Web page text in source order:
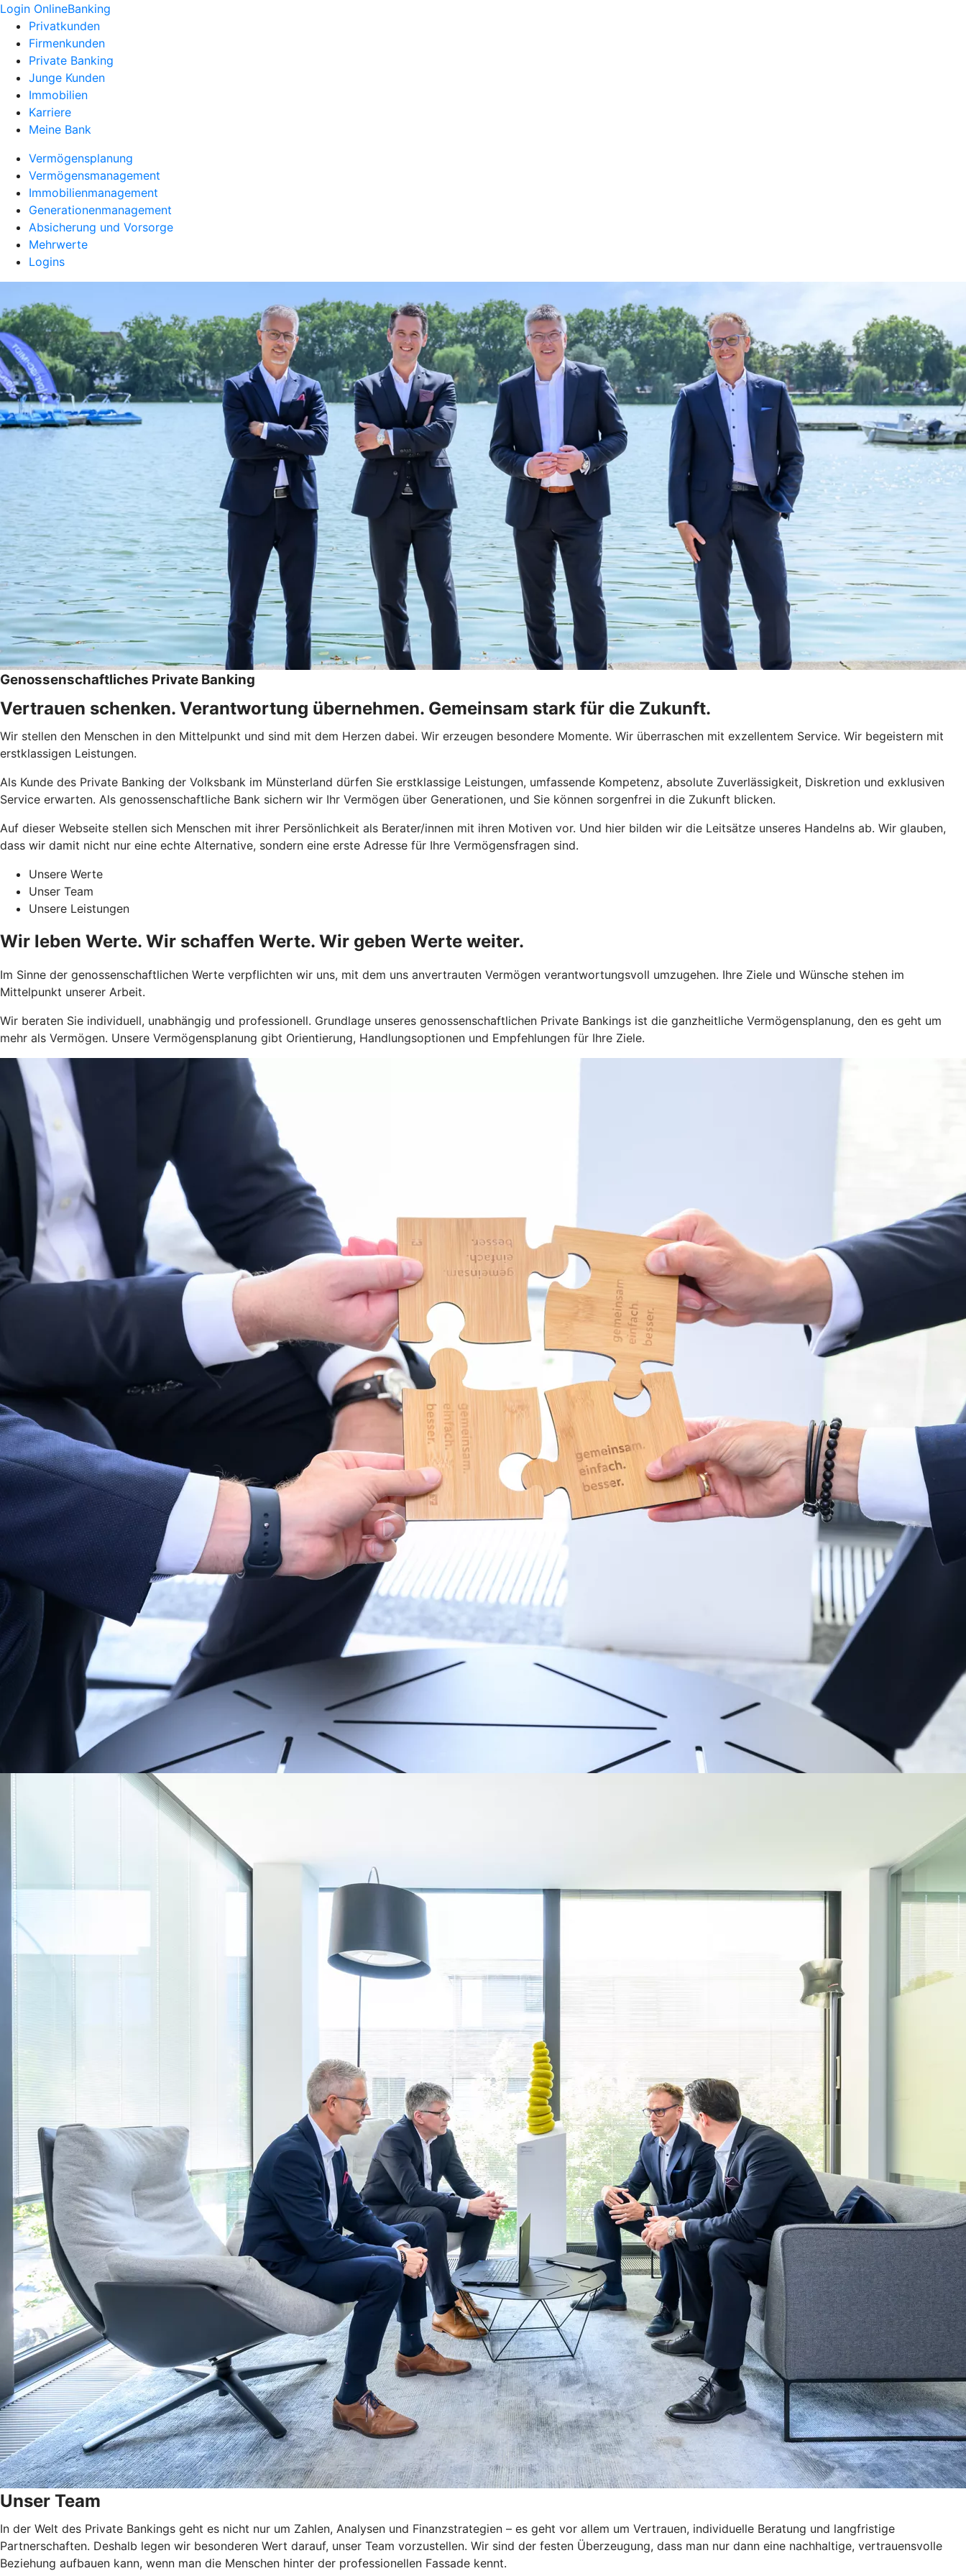
Login OnlineBanking
Privatkunden
Firmenkunden
Private Banking
Junge Kunden
Immobilien
Karriere
Meine Bank
Vermögensplanung
Vermögensmanagement
Immobilienmanagement
Generationenmanagement
Absicherung und Vorsorge
Mehrwerte
Logins
Genossenschaftliches Private Banking
Vertrauen schenken. Verantwortung übernehmen. Gemeinsam stark für die Zukunft.
Wir stellen den Menschen in den Mittelpunkt und sind mit dem Herzen dabei. Wir erzeugen besondere Momente. Wir überraschen mit exzellentem Service. Wir begeistern mit
erstklassigen Leistungen.
Als Kunde des Private Banking der Volksbank im Münsterland dürfen Sie erstklassige Leistungen, umfassende Kompetenz, absolute Zuverlässigkeit, Diskretion und exklusiven
Service erwarten. Als genossenschaftliche Bank sichern wir Ihr Vermögen über Generationen, und Sie können sorgenfrei in die Zukunft blicken.
Auf dieser Webseite stellen sich Menschen mit ihrer Persönlichkeit als Berater/innen mit ihren Motiven vor. Und hier bilden wir die Leitsätze unseres Handelns ab. Wir glauben,
dass wir damit nicht nur eine echte Alternative, sondern eine erste Adresse für Ihre Vermögensfragen sind.
Unsere Werte
Unser Team
Unsere Leistungen
Wir leben Werte. Wir schaffen Werte. Wir geben Werte weiter.
Im Sinne der genossenschaftlichen Werte verpflichten wir uns, mit dem uns anvertrauten Vermögen verantwortungsvoll umzugehen. Ihre Ziele und Wünsche stehen im
Mittelpunkt unserer Arbeit.
Wir beraten Sie individuell, unabhängig und professionell. Grundlage unseres genossenschaftlichen Private Bankings ist die ganzheitliche Vermögensplanung, den es geht um
mehr als Vermögen. Unsere Vermögensplanung gibt Orientierung, Handlungsoptionen und Empfehlungen für Ihre Ziele.
Unser Team
In der Welt des Private Bankings geht es nicht nur um Zahlen, Analysen und Finanzstrategien – es geht vor allem um Vertrauen, individuelle Beratung und langfristige
Partnerschaften. Deshalb legen wir besonderen Wert darauf, unser Team vorzustellen. Wir sind der festen Überzeugung, dass man nur dann eine nachhaltige, vertrauensvolle
Beziehung aufbauen kann, wenn man die Menschen hinter der professionellen Fassade kennt.